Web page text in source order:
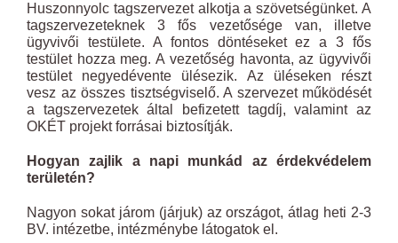
Huszonnyolc tagszervezet alkotja a szövetségünket. A
tagszervezeteknek 3 fős vezetősége van, illetve
ügyvivői testülete. A fontos döntéseket ez a 3 fős
testület hozza meg. A vezetőség havonta, az ügyvivői
testület negyedévente ülésezik. Az üléseken részt
vesz az összes tisztségviselő. A szervezet működését
a tagszervezetek által befizetett tagdíj, valamint az
OKÉT projekt forrásai biztosítják.
Hogyan zajlik a napi munkád az érdekvédelem
területén?
Nagyon sokat járom (járjuk) az országot, átlag heti 2-3
BV. intézetbe, intézménybe látogatok el.